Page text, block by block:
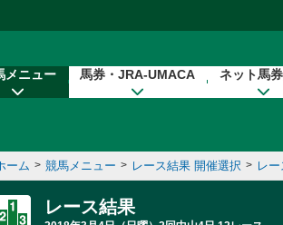
メニュー 馬券・JRA-UMACA ネット馬
ーム > 競馬メニュー > レース結果 開催選択 > レ
レース結果